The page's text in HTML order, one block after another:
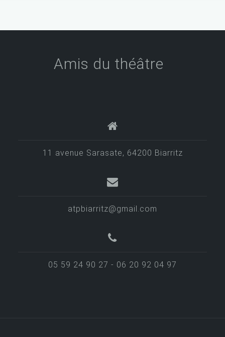
Amis du théâtre
11 avenue Sarasate, 64200 Biarritz
atpbiarritz@gmail.com
05 59 24 90 27 - 06 20 92 04 97